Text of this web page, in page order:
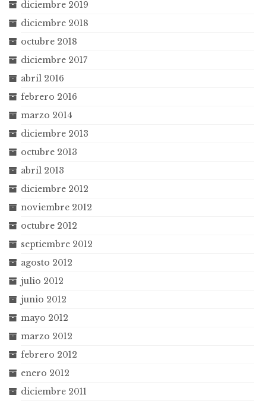
diciembre 2019
diciembre 2018
octubre 2018
diciembre 2017
abril 2016
febrero 2016
marzo 2014
diciembre 2013
octubre 2013
abril 2013
diciembre 2012
noviembre 2012
octubre 2012
septiembre 2012
agosto 2012
julio 2012
junio 2012
mayo 2012
marzo 2012
febrero 2012
enero 2012
diciembre 2011